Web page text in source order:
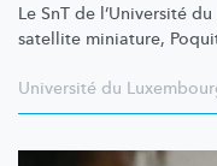
Le SnT de l’Université du
satellite miniature,
Université du